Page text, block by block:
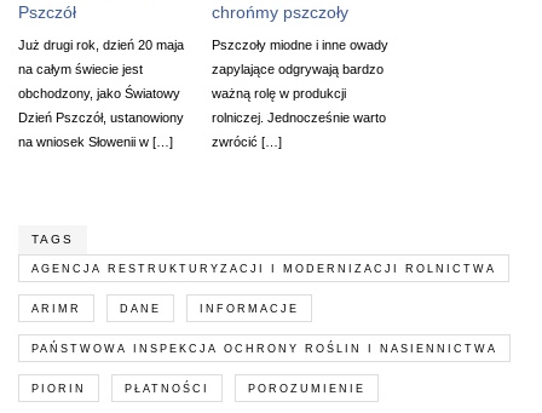
Pszczół
Już drugi rok, dzień 20 maja
na całym świecie jest
obchodzony, jako Światowy
Dzień Pszczół, ustanowiony
na wniosek Słowenii w […]
chrońmy pszczoły
Pszczoły miodne i inne owady
zapylające odgrywają bardzo
ważną rolę w produkcji
rolniczej. Jednocześnie warto
zwrócić […]
TAGS
AGENCJA RESTRUKTURYZACJI I MODERNIZACJI ROLNICTWA
ARIMR DANE INFORMACJE
PAŃSTWOWA INSPEKCJA OCHRONY ROŚLIN I NASIENNICTWA
PIORIN PŁATNOŚCI POROZUMIENIE